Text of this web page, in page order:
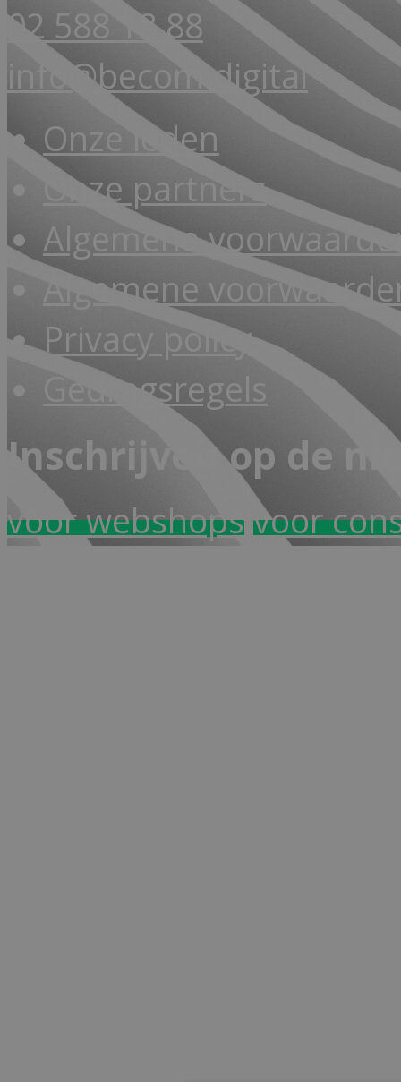
02 588 18 88
info@becom.digital
Onze leden
Onze partners
Algemene
Algemene
Privacy policy
Gedragsregels
Inschrijven op de
voor webshopsvoor